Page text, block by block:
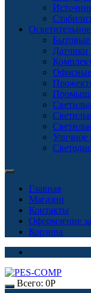
Бытовые
Датчики
Офисные
Уличное
Главная
Магазин
Контакты
Оформление
Корзина
Всего: 0Р